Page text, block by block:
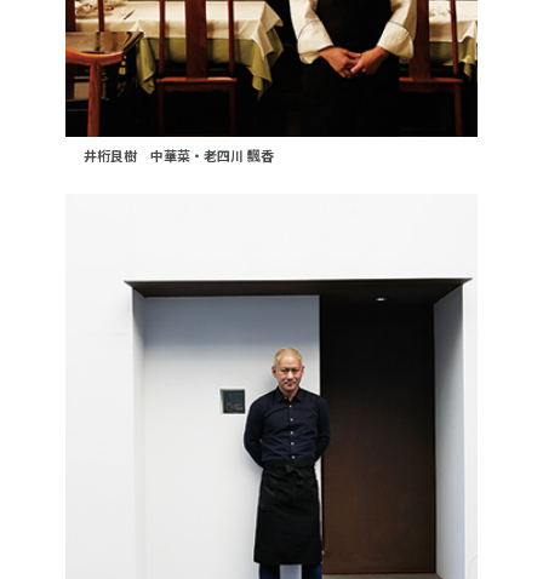
井桁良樹 中華菜・老四川 飄香